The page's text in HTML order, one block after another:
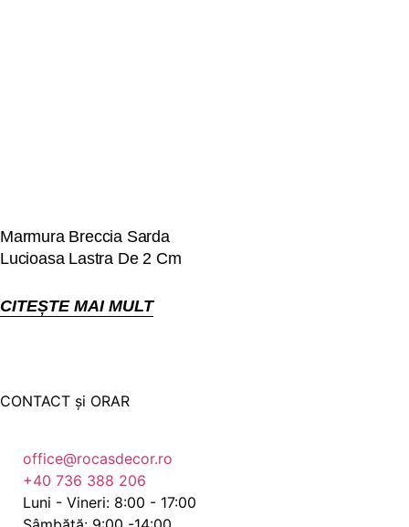
Marmura Breccia Sarda
Lucioasa Lastra De 2 Cm
CITEȘTE MAI MULT
CONTACT și ORAR
office@rocasdecor.ro
+40 736 388 206
Luni - Vineri: 8:00 - 17:00